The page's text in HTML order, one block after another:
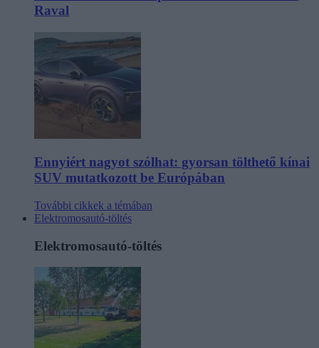
Raval
Ennyiért nagyot szólhat: gyorsan tölthető kínai
SUV mutatkozott be Európában
További cikkek a témában
Elektromosautó-töltés
Elektromosautó-töltés